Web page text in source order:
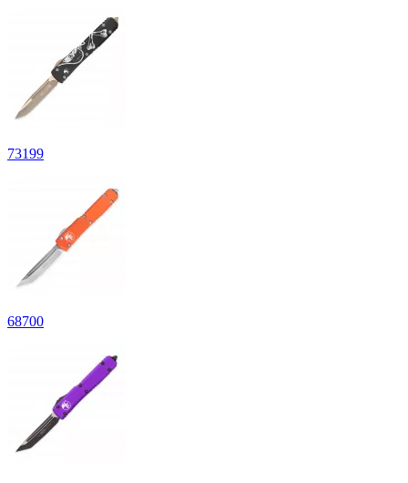
73199
68700